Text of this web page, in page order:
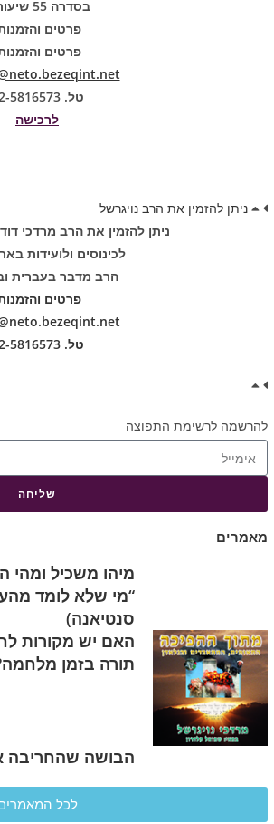
בסדרה 55 שיעורים
פרטים
פרטים
טל. 02-5816573
לרכישה
ניתן להזמין את הרב נויגרשל
ניתן להזמין את הרב מרדכי
לכינוסים ולועידות
הרב מדבר בעברית
פרטים
טל. 02-5816573
להרשמה לרשימת התפוצה
שליחה
מאמרים
מיהו משכיל ומהי
“מי שלא לומד
סנטיאנה)
האם יש מקורות
תורה בזמן
הבושה
לכל